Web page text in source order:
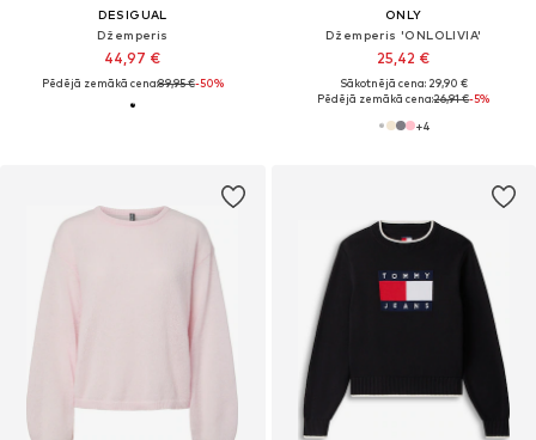
DESIGUAL
Džemperis
44,97 €
Pēdējā zemākā cena:89,95 €-50%
ONLY
Džemperis 'ONLOLIVIA'
25,42 €
Sākotnējā cena: 29,90 €
Pēdējā zemākā cena:26,91 €-5%
+4